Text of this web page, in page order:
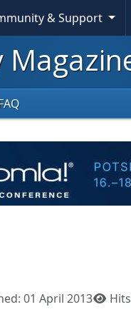
& Support
01 April 2013